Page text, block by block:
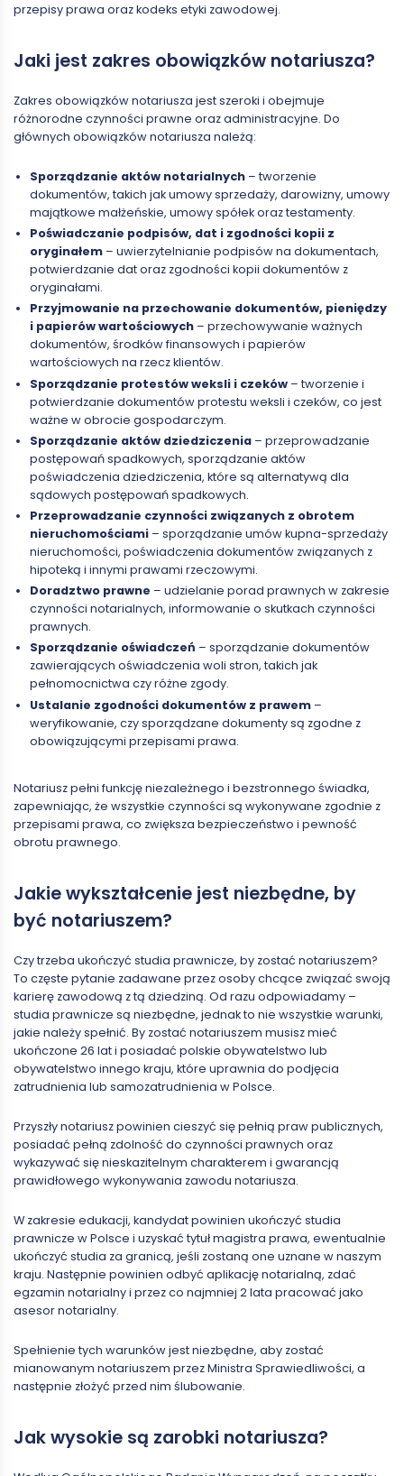
przepisy prawa oraz kodeks etyki zawodowej.
Jaki jest zakres obowiązków notariusza?
Zakres obowiązków notariusza jest szeroki i obejmuje
różnorodne czynności prawne oraz administracyjne. Do
głównych obowiązków notariusza należą:
Sporządzanie aktów notarialnych – tworzenie
dokumentów, takich jak umowy sprzedaży, darowizny, umowy
majątkowe małżeńskie, umowy spółek oraz testamenty.
Poświadczanie podpisów, dat i zgodności kopii z
oryginałem– uwierzytelnianie podpisów na dokumentach,
potwierdzanie dat oraz zgodności kopii dokumentów z
oryginałami.
Przyjmowanie na przechowanie dokumentów, pieniędzy
i papierów wartościowych – przechowywanie ważnych
dokumentów, środków finansowych i papierów
wartościowych na rzecz klientów.
Sporządzanie protestów weksli i czeków– tworzenie i
potwierdzanie dokumentów protestu weksli i czeków, co jest
ważne w obrocie gospodarczym.
Sporządzanie aktów dziedziczenia– przeprowadzanie
postępowań spadkowych, sporządzanie aktów
poświadczenia dziedziczenia, które są alternatywą dla
sądowych postępowań spadkowych.
Przeprowadzanie czynności związanych z obrotem
nieruchomościami – sporządzanie umów kupna-sprzedaży
nieruchomości, poświadczenia dokumentów związanych z
hipoteką i innymi prawami rzeczowymi.
Doradztwo prawne – udzielanie porad prawnych w zakresie
czynności notarialnych, informowanie o skutkach czynności
prawnych.
Sporządzanie oświadczeń – sporządzanie dokumentów
zawierających oświadczenia woli stron, takich jak
pełnomocnictwa czy różne zgody.
Ustalanie zgodności dokumentów z prawem–
weryfikowanie, czy sporządzane dokumenty są zgodne z
obowiązującymi przepisami prawa.
Notariusz pełni funkcję niezależnego i bezstronnego świadka,
zapewniając, że wszystkie czynności są wykonywane zgodnie z
przepisami prawa, co zwiększa bezpieczeństwo i pewność
obrotu prawnego.
Jakie wykształcenie jest niezbędne, by
być notariuszem?
Czy trzeba ukończyć studia prawnicze, by zostać notariuszem?
To częste pytanie zadawane przez osoby chcące związać swoją
karierę zawodową z tą dziedziną. Od razu odpowiadamy –
studia prawnicze są niezbędne, jednak to nie wszystkie warunki,
jakie należy spełnić. By zostać notariuszem musisz mieć
ukończone 26 lat i posiadać polskie obywatelstwo lub
obywatelstwo innego kraju, które uprawnia do podjęcia
zatrudnienia lub samozatrudnienia w Polsce.
Przyszły notariusz powinien cieszyć się pełnią praw publicznych,
posiadać pełną zdolność do czynności prawnych oraz
wykazywać się nieskazitelnym charakterem i gwarancją
prawidłowego wykonywania zawodu notariusza.
W zakresie edukacji, kandydat powinien ukończyć studia
prawnicze w Polsce i uzyskać tytuł magistra prawa, ewentualnie
ukończyć studia za granicą, jeśli zostaną one uznane w naszym
kraju. Następnie powinien odbyć aplikację notarialną, zdać
egzamin notarialny i przez co najmniej 2 lata pracować jako
asesor notarialny.
Spełnienie tych warunków jest niezbędne, aby zostać
mianowanym notariuszem przez Ministra Sprawiedliwości, a
następnie złożyć przed nim ślubowanie.
Jak wysokie są zarobki notariusza?